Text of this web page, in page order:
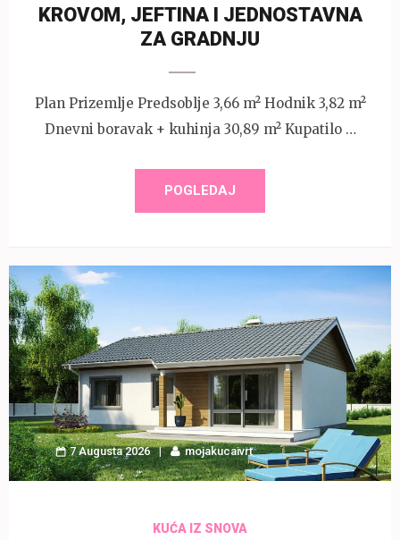
KROVOM, JEFTINA I JEDNOSTAVNA
ZA GRADNJU
Plan Prizemlje Predsoblje 3,66 m² Hodnik 3,82 m²
Dnevni boravak + kuhinja 30,89 m² Kupatilo …
POGLEDAJ
7 Augusta 2026 mojakucaivrt
KUĆA IZ SNOVA